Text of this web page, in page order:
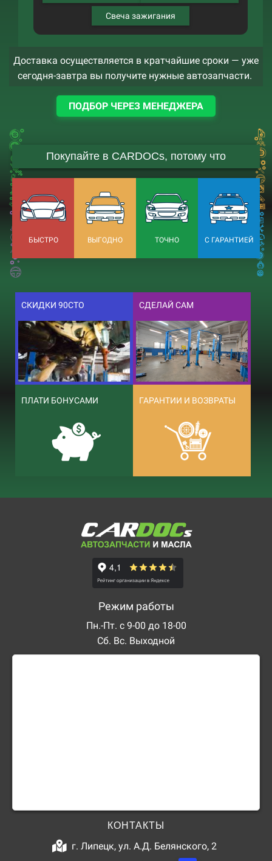
Свеча зажигания
Доставка осуществляется в кратчайшие сроки — уже
сегодня-завтра вы получите нужные автозапчасти.
ПОДБОР ЧЕРЕЗ МЕНЕДЖЕРА
Покупайте в CARDOCs, потому что
БЫСТРО ВЫГОДНО ТОЧНО С ГАРАНТИЕЙ
СКИДКИ 90СТО СДЕЛАЙ САМ
ПЛАТИ БОНУСАМИ ГАРАНТИИ И ВОЗВРАТЫ
Режим работы
Пн.-Пт. с 9-00 до 18-00
Сб. Вс. Выходной
КОНТАКТЫ
г. Липецк, ул. А.Д. Белянского, 2